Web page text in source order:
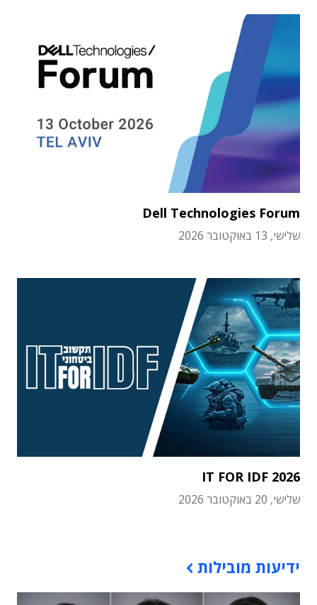
Dell Technologies Forum
שלישי, 13 באוקטובר 2026
IT FOR IDF 2026
שלישי, 20 באוקטובר 2026
ידיעות מובילות